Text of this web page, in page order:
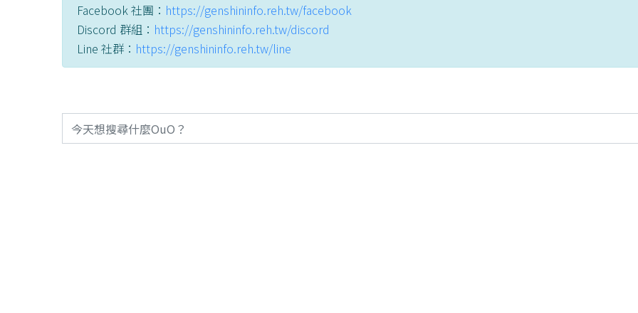
Facebook 社團： https://genshininfo.reh.tw/facebook
Discord 群組： https://genshininfo.reh.tw/discord
Line 社群： https://genshininfo.reh.tw/line